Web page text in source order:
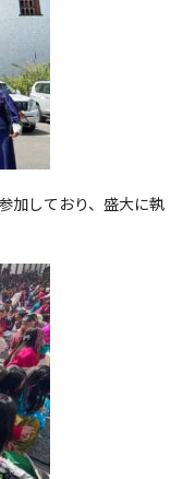
加しており、盛大に執